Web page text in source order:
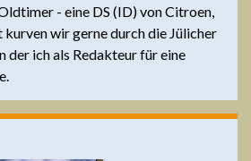
- eine DS (ID) von Citroen,
wir gerne durch die Jülicher
der ich als Redakteur für eine